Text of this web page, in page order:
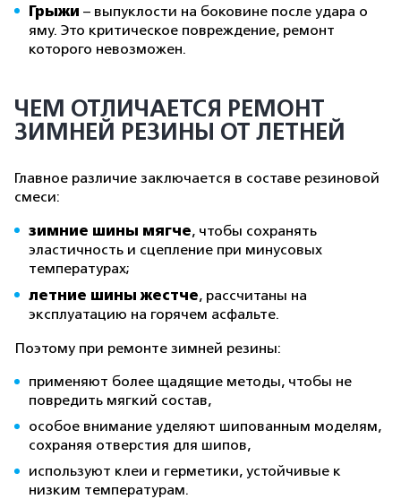
Грыжи – выпуклости на боковине после удара о
яму. Это критическое повреждение, ремонт
которого невозможен.
ЧЕМ ОТЛИЧАЕТСЯ РЕМОНТ
ЗИМНЕЙ РЕЗИНЫ ОТ ЛЕТНЕЙ
Главное различие заключается в составе резиновой
смеси:
зимние шины мягче, чтобы сохранять
эластичность и сцепление при минусовых
температурах;
летние шины жестче, рассчитаны на
эксплуатацию на горячем асфальте.
Поэтому при ремонте зимней резины:
применяют более щадящие методы, чтобы не
повредить мягкий состав,
особое внимание уделяют шипованным моделям,
сохраняя отверстия для шипов,
используют клеи и герметики, устойчивые к
низким температурам.